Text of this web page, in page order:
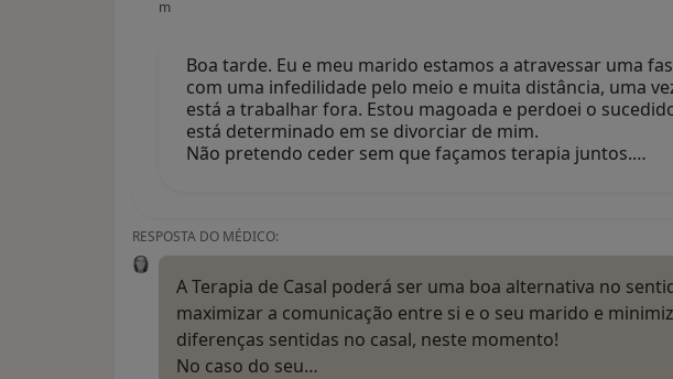
m
Boa tarde. Eu e meu marido estamos a atravessar uma
com uma infedilidade pelo meio e muita distância, uma
está a trabalhar fora. Estou magoada e perdoei o
está determinado em se divorciar de mim.
Não pretendo ceder sem que façamos terapia juntos.…
RESPOSTA DO MÉDICO:
A Terapia de Casal poderá ser uma boa alternativa no
maximizar a comunicação entre si e o seu marido e
diferenças sentidas no casal, neste momento!
No caso do seu…